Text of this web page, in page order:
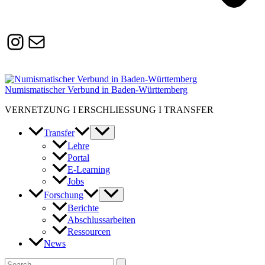
Instagram
Susanne.Boerner@zaw.uni-
heidelberg.de
Numismatischer Verbund in Baden-Württemberg
VERNETZUNG I ERSCHLIESSUNG I TRANSFER
Transfer
Lehre
Portal
E-Learning
Jobs
Forschung
Berichte
Abschlussarbeiten
Ressourcen
News